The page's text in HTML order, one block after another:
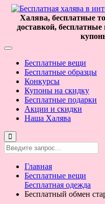
Халява, бесплатные
доставкой,
Бесплатные вещи
Бесплатные образцы
Конкурсы
Купоны на скидку
Бесплатные подарки
Акции и скидки
Наша Халява
Главная
Бесплатные вещи
Бесплатная одежда
Бесплатный обмен